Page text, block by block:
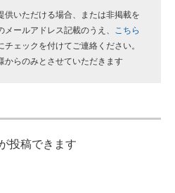
供いただける場合、または非掲載を
ールアドレス記載のうえ、
こちら
チェックを付けてご連絡ください。
らのみとさせていただきます
投稿できます